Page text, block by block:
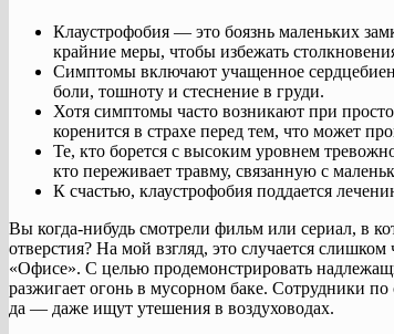
Клаустрофобия — это боязнь маленьких
крайние меры, чтобы избежать
Симптомы включают учащенное
боли, тошноту и стеснение в груди.
Хотя симптомы часто возникают при
коренится в страхе перед тем, что может
Те, кто борется с высоким уровнем
кто переживает травму, связанную с
К счастью, клаустрофобия поддается
Вы когда-нибудь смотрели фильм или сериал, в
отверстия? На мой взгляд, это случается
«Офисе». С целью продемонстрировать
разжигает огонь в мусорном баке. Сотрудники
да — даже ищут утешения в воздуховодах.